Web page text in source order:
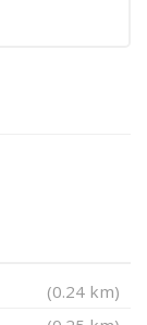
(0.24 km)